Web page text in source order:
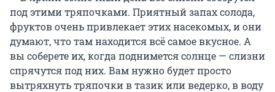
под этими тряпочками. Приятный запах солода,
фруктов очень привлекает этих насекомых, и они
думают, что там находится всё самое вкусное. А
вы соберете их, когда поднимется солнце — слизни
спрячутся под них. Вам нужно будет просто
вытряхнуть тряпочки в тазик или ведерко, в воду